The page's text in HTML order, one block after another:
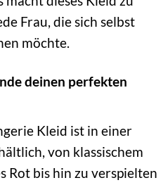
Frau, die sich selbst
möchte.
deinen perfekten
Kleid ist in einer
von klassischem
Rot bis hin zu verspielten